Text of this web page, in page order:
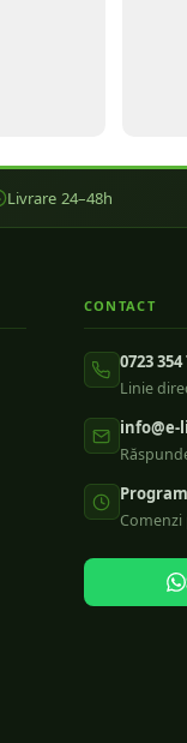
Livrare 24–48h
CONTACT
0723 354
Linie
Comenzi